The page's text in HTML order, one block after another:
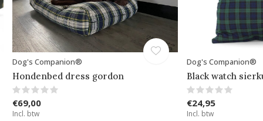
Dog's Companion®
Hondenbed dress gordon
€69,00
Incl. btw
Dog's Companion®
Black watch
€24,95
Incl. btw